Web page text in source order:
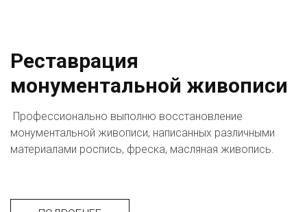
Реставрация
монументальной живописи
Профессионально выполню восстановление
монументальной живописи, написанных различными
материалами роспись, фреска, масляная живопись.